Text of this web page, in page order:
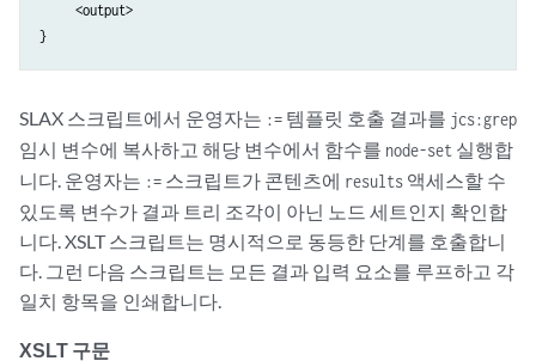
     <output>
}
SLAX 스크립트에서 운영자는 := 템플릿 호출 결과를 jcs:grep
임시 변수에 복사하고 해당 변수에서 함수를 node-set 실행합
니다. 운영자는 := 스크립트가 콘텐츠에 results 액세스할 수
있도록 변수가 결과 트리 조각이 아닌 노드 세트인지 확인합
니다. XSLT 스크립트는 명시적으로 동등한 단계를 호출합니
다. 그런 다음 스크립트는 모든 결과 입력 요소를 루프하고 각
일치 항목을 인쇄합니다.
XSLT 구문